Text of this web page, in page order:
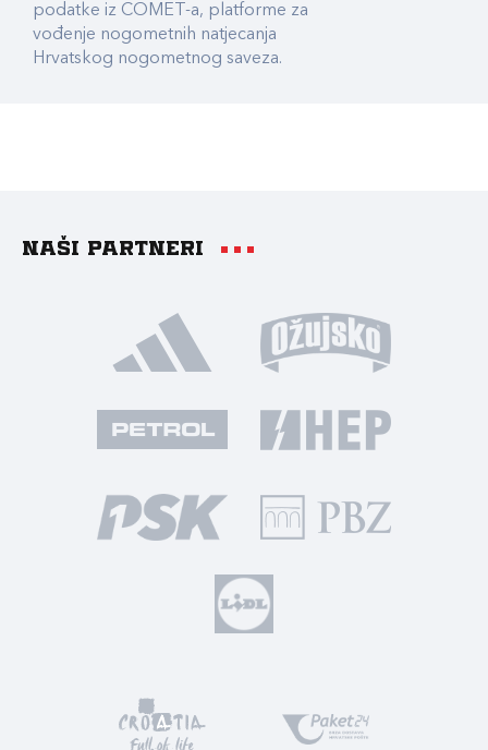
podatke iz COMET-a, platforme za
vođenje nogometnih natjecanja
Hrvatskog nogometnog saveza.
Naši partneri